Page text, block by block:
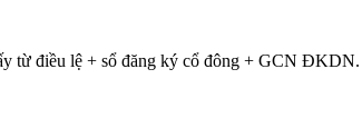
từ điều lệ + sổ đăng ký cổ đông + GCN ĐKDN.